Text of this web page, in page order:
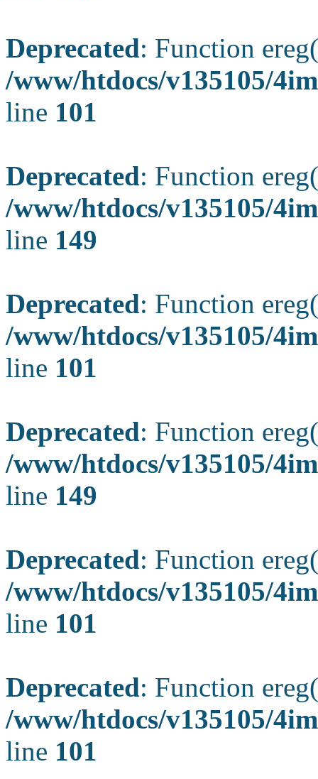
Deprecated: Function
/www/htdocs/v135105/
line 101
Deprecated: Function
/www/htdocs/v135105/
line 149
Deprecated: Function
/www/htdocs/v135105/
line 101
Deprecated: Function
/www/htdocs/v135105/
line 149
Deprecated: Function
/www/htdocs/v135105/
line 101
Deprecated: Function
/www/htdocs/v135105/
line 101